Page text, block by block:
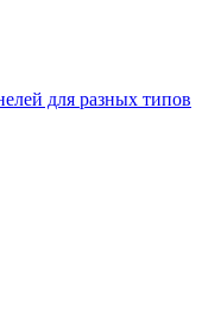
для разных типов